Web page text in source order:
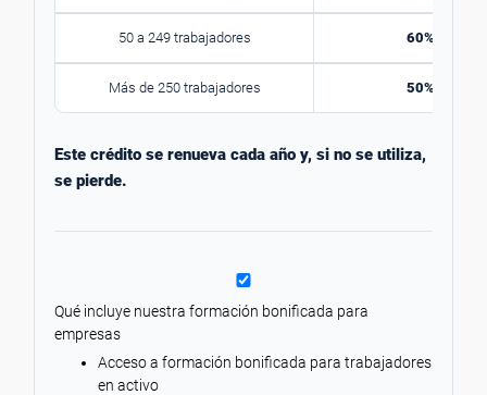
50 a 249 trabajadores 60% del
Más de 250 trabajadores 50% del
Este crédito se renueva cada año y, si no se utiliza,
se pierde.
Qué incluye nuestra formación bonificada para
empresas
Acceso a formación bonificada para trabajadores
en activo